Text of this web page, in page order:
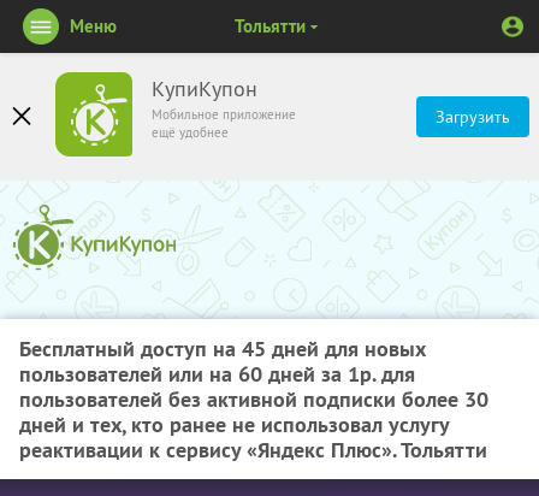
КупиКупон
Мобильное приложение
ещё удобнее
Загрузить
Меню Тольятти
Бесплатный доступ на 45 дней для новых
пользователей или на 60 дней за 1р. для
пользователей без активной подписки более 30
дней и тех, кто ранее не использовал услугу
реактивации к сервису «Яндекс Плюс». Тольятти